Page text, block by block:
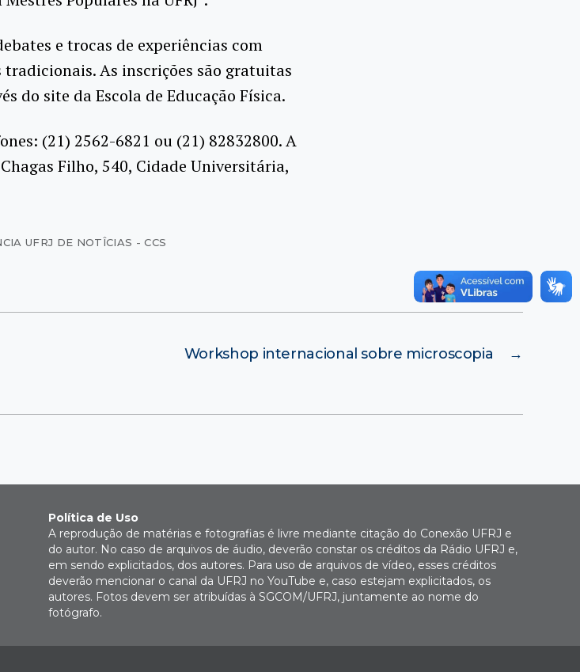
e trocas de experiências com
tradicionais.As inscrições são gratuitas
do site da Escola de Educação Física.
(21) 2562-6821 ou (21) 82832800.A
Filho, 540, Cidade Universitária,
UFRJ DE NOTÎCIAS - CCS
→
Workshop internacional sobre microscopia
Política de Uso
A reprodução de matérias e fotografias é livre mediante citação do Conexão UFRJ e
do autor. No caso de arquivos de áudio, deverão constar os créditos da Rádio UFRJ e,
em sendo explicitados, dos autores. Para uso de arquivos de vídeo, esses créditos
deverão mencionar o canal da UFRJ no YouTube e, caso estejam explicitados, os
autores. Fotos devem ser atribuídas à SGCOM/UFRJ, juntamente ao nome do
fotógrafo.